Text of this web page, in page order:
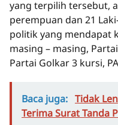
yang terpilih tersebut,
perempuan dan 21
politik yang mendapat
masing – masing,
Partai Golkar 3 kursi,
Baca juga: Tidak
Terima Surat Tanda